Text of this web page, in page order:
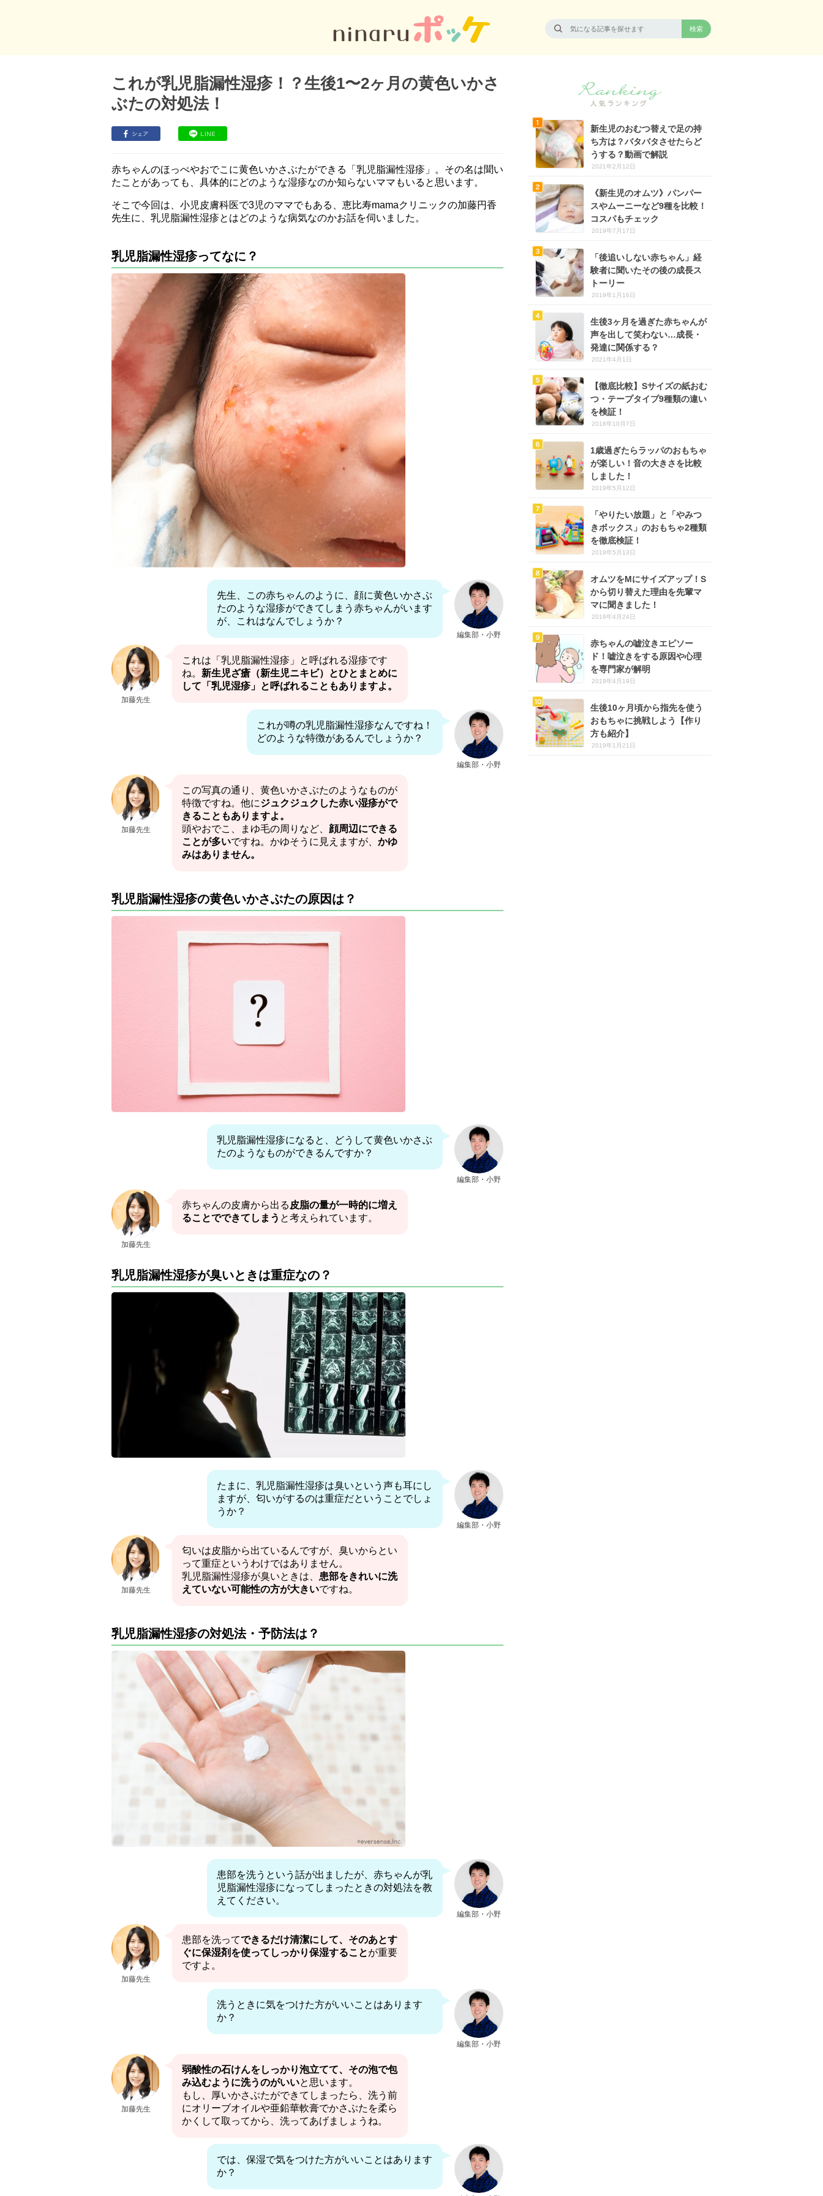
これが乳児脂漏性湿疹！？生後1〜2ヶ月の黄色いかさ
ぶたの対処法！
赤ちゃんのほっぺやおでこに黄色いかさぶたができる「乳児脂漏性湿疹」。その名は聞い
たことがあっても、具体的にどのような湿疹なのか知らないママもいると思います。
そこで今回は、小児皮膚科医で3児のママでもある、恵比寿mamaクリニックの加藤円香
先生に、乳児脂漏性湿疹とはどのような病気なのかお話を伺いました。
乳児脂漏性湿疹ってなに？
先生、この赤ちゃんのように、顔に黄色いかさぶ
たのような湿疹ができてしまう赤ちゃんがいます
が、これはなんでしょうか？
編集部・小野
加藤先生
これは「乳児脂漏性湿疹」と呼ばれる湿疹です
ね。 新生児ざ瘡（新生児ニキビ）とひとまとめに
して「乳児湿疹」と呼ばれることもありますよ。
これが噂の乳児脂漏性湿疹なんですね！
どのような特徴があるんでしょうか？
編集部・小野
加藤先生
この写真の通り、黄色いかさぶたのようなものが
特徴ですね。他にジュクジュクした赤い湿疹がで
きることもありますよ。
頭やおでこ、まゆ毛の周りなど、 顔周辺にできる
ことが多いですね。かゆそうに見えますが、 かゆ
みはありません。
乳児脂漏性湿疹の黄色いかさぶたの原因は？
乳児脂漏性湿疹になると、どうして黄色いかさぶ
たのようなものができるんですか？
編集部・小野
加藤先生
赤ちゃんの皮膚から出る 皮脂の量が一時的に増え
ることでできてしまう と考えられています。
乳児脂漏性湿疹が臭いときは重症なの？
たまに、乳児脂漏性湿疹は臭いという声も耳にし
ますが、匂いがするのは重症だということでしょ
うか？
編集部・小野
加藤先生
匂いは皮脂から出ているんですが、臭いからとい
って重症というわけではありません。
乳児脂漏性湿疹が臭いときは、 患部をきれいに洗
えていない可能性の方が大きいですね。
乳児脂漏性湿疹の対処法・予防法は？
患部を洗うという話が出ましたが、赤ちゃんが乳
児脂漏性湿疹になってしまったときの対処法を教
えてください。
編集部・小野
加藤先生
患部を洗ってできるだけ清潔にして、そのあとす
ぐに保湿剤を使ってしっかり保湿することが重要
ですよ。
洗うときに気をつけた方がいいことはあります
か？
編集部・小野
加藤先生
弱酸性の石けんをしっかり泡立てて、その泡で包
み込むように洗うのがいいと思います。
もし、厚いかさぶたができてしまったら、洗う前
にオリーブオイルや亜鉛華軟膏でかさぶたを柔ら
かくして取ってから、洗ってあげましょうね。
では、保湿で気をつけた方がいいことはあります
か？
新生児のおむつ替えで足の持
ち方は？バタバタさせたらど
うする？動画で解説
2021年2月12日
《新生児のオムツ》パンパー
スやムーニーなど9種を比較！
コスパもチェック
2019年7月17日
「後追いしない赤ちゃん」経
験者に聞いたその後の成長ス
トーリー
2019年1月16日
生後3ヶ月を過ぎた赤ちゃんが
声を出して笑わない…成長・
発達に関係する？
2021年4月1日
【徹底比較】Sサイズの紙おむ
つ・テープタイプ9種類の違い
を検証！
2018年10月7日
1歳過ぎたらラッパのおもちゃ
が楽しい！音の大きさを比較
しました！
2019年5月12日
「やりたい放題」と「やみつ
きボックス」のおもちゃ2種類
を徹底検証！
2019年5月13日
オムツをMにサイズアップ！S
から切り替えた理由を先輩マ
マに聞きました！
2019年4月24日
赤ちゃんの嘘泣きエピソー
ド！嘘泣きをする原因や心理
を専門家が解明
2019年4月19日
生後10ヶ月頃から指先を使う
おもちゃに挑戦しよう【作り
方も紹介】
2019年1月21日